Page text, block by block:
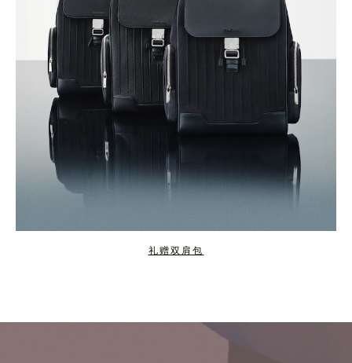
礼赠双肩包